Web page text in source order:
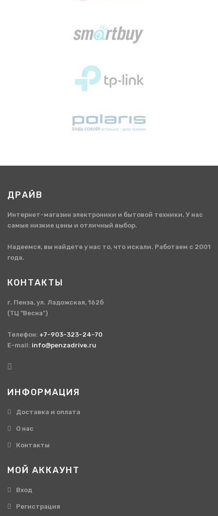
ДРАЙВ
Интернет-магазин электроники и бытовой техники. У нас
самые низкие цены и отличный выбор.
Надеемся, вы найдете у нас то, что искали. Работаем с 2001
года.
КОНТАКТЫ
г. Пенза, ул. Ладожская, 162б
(ТЦ "Весна")
Телефон: +7-903-323-24-70
E-mail: info@penzadrive.ru
ИНФОРМАЦИЯ
Доставка и оплата
О нас
Контакты
МОЙ АККАУНТ
Вход
Регистрация